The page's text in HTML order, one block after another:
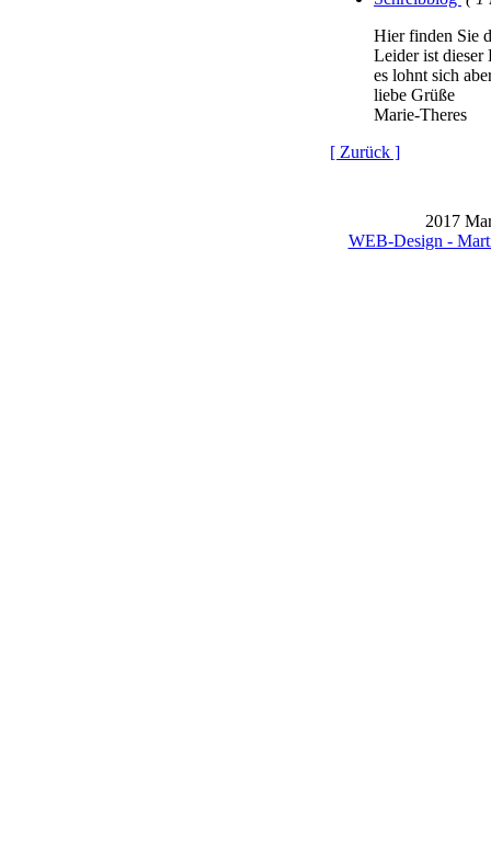
Hier finden Sie
Leider ist dieser
es lohnt sich
liebe Grüße
Marie-Theres
[ Zurück ]
2017
WEB-Design -